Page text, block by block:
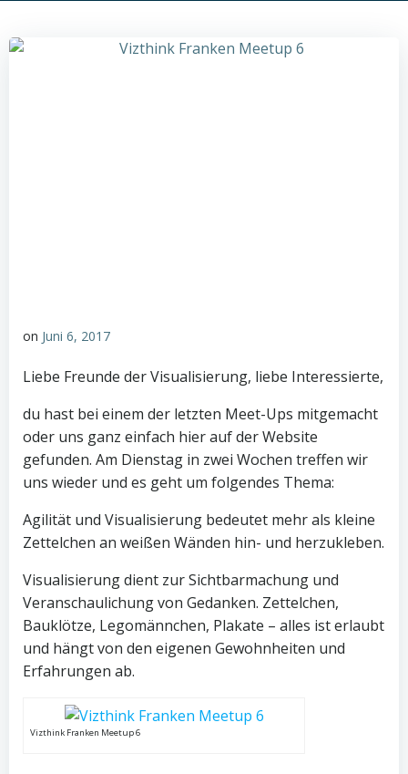
on Juni 6, 2017
Liebe Freunde der Visualisierung, liebe Interessierte,
du hast bei einem der letzten Meet-Ups mitgemacht
oder uns ganz einfach hier auf der Website
gefunden. Am Dienstag in zwei Wochen treffen wir
uns wieder und es geht um folgendes Thema:
Agilität und Visualisierung bedeutet mehr als kleine
Zettelchen an weißen Wänden hin- und herzukleben.
Visualisierung dient zur Sichtbarmachung und
Veranschaulichung von Gedanken. Zettelchen,
Bauklötze, Legomännchen, Plakate – alles ist erlaubt
und hängt von den eigenen Gewohnheiten und
Erfahrungen ab.
Vizthink Franken Meetup 6